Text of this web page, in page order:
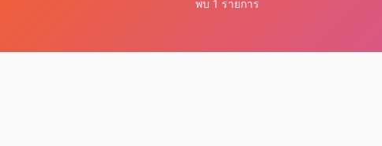
พบ 1 รายการ